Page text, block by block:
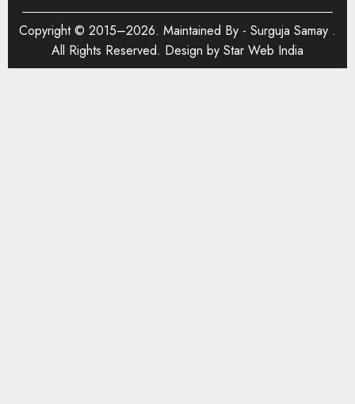
Copyright © 2015–2026. Maintained By - Surguja Samay .
All Rights Reserved. Design by Star Web India